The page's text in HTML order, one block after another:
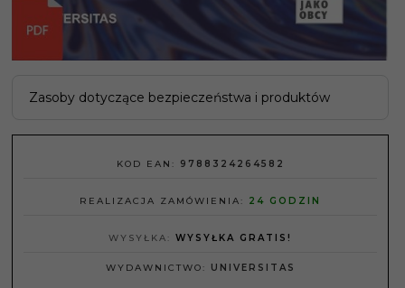
Zasoby dotyczące bezpieczeństwa i produktów
KOD EAN: 9788324264582
REALIZACJA ZAMÓWIENIA: 24 GODZIN
WYSYŁKA: WYSYŁKA GRATIS!
WYDAWNICTWO: UNIVERSITAS